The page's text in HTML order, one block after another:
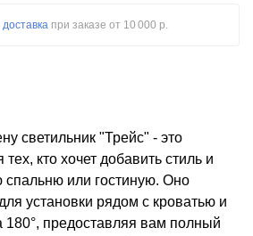
доставкапри заказе от 10 000 р.
светильник "Трейс" - это
кто хочет добавить стиль и
спальню или гостиную. Оно
установки рядом с кроватью и
180°, предоставляя вам полный